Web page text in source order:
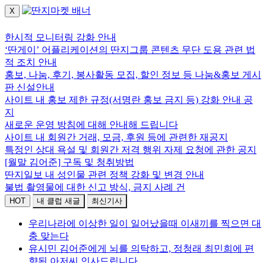
X
한시적 모니터링 강화 안내
‘딴게이’ 어플리케이션의 딴지그룹 콘텐츠 무단 도용 관련 법
적 조치 안내
홍보, 나눔, 후기, 봉사활동 모집, 할인 정보 등 나눔&홍보 게시
판 신설안내
사이트 내 홍보 제한 규정(서명란 홍보 금지 등) 강화 안내 공
지
새로운 운영 방침에 대해 안내해 드립니다
사이트 내 회원간 거래, 모금, 후원 등에 관련한 재공지
특정인 상대 욕설 및 회원간 저격 행위 자제 요청에 관한 공지
[월말 김어준] 구독 및 청취방법
딴지일보 내 성인물 관련 정책 강화 및 변경 안내
불법 촬영물에 대한 신고 방식, 금지 사례 건
HOT 내 클럽 새글 최신기사
우리나라에 이상한 일이 일어났을때 이새끼를 찍으면 대
충 맞는다
유시민 김어준에게 뇌를 의탁하고, 정청래 최민희에 편
향된 아저씨 인사드립니다.